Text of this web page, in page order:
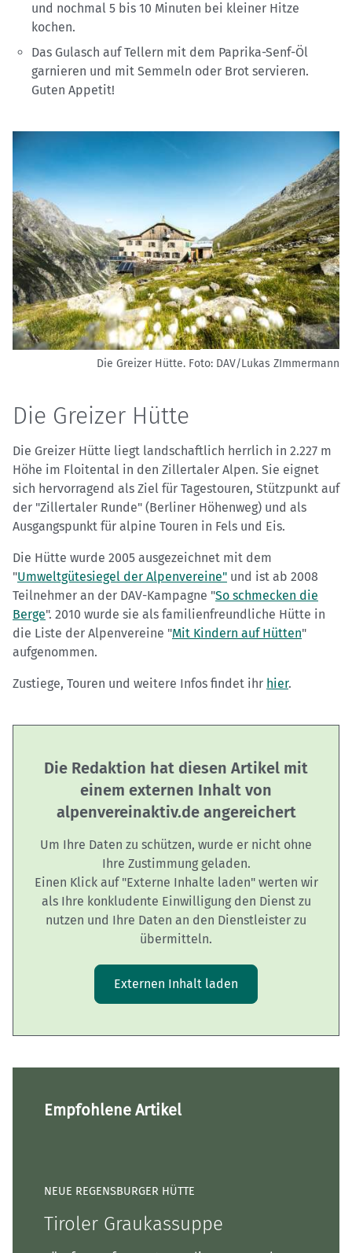
und nochmal 5 bis 10 Minuten bei kleiner Hitze
kochen.
Das Gulasch auf Tellern mit dem Paprika-Senf-Öl
garnieren und mit Semmeln oder Brot servieren.
Guten Appetit!
Die Greizer Hütte. Foto: DAV/Lukas ZImmermann
Die Greizer Hütte
Die Greizer Hütte liegt landschaftlich herrlich in 2.227 m
Höhe im Floitental in den Zillertaler Alpen. Sie eignet
sich hervorragend als Ziel für Tagestouren, Stützpunkt auf
der "Zillertaler Runde" (Berliner Höhenweg) und als
Ausgangspunkt für alpine Touren in Fels und Eis.
Die Hütte wurde 2005 ausgezeichnet mit dem
"Umweltgütesiegel der Alpenvereine" und ist ab 2008
Teilnehmer an der DAV-Kampagne "So schmecken die
Berge". 2010 wurde sie als familienfreundliche Hütte in
die Liste der Alpenvereine "Mit Kindern auf Hütten"
aufgenommen.
Zustiege, Touren und weitere Infos findet ihr hier.
Die Redaktion hat diesen Artikel mit
einem externen Inhalt von
alpenvereinaktiv.de angereichert
Um Ihre Daten zu schützen, wurde er nicht ohne
Ihre Zustimmung geladen.
Einen Klick auf "Externe Inhalte laden" werten wir
als Ihre konkludente Einwilligung den Dienst zu
nutzen und Ihre Daten an den Dienstleister zu
übermitteln.
Externen Inhalt laden
Empfohlene Artikel
NEUE REGENSBURGER HÜTTE
Tiroler Graukassuppe